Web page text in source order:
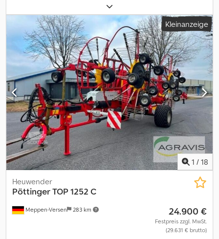
Klappung, Spuranreißer, Vorlaufmarkierer, Getreideausrüstung,
Zweischeibenschare_____SpuranreißerV
orauflaufmarkiererEinstellbare Saattiefe und Schardruck (von
der Kabine aus)Einstellbare Scheibensektion (von der Kabine
aus)Bedienterminal2500-l-SaatgutbehälterFlachstabegge, hinter
der Scheibensektion angeordnetDirekter Gebläseantrieb –
erfordert 2 doppeltwirkende Hydraulikanschlüsse sowie eine
drucklose RücklaufleitungBearbeitete Fläche: 2166
ha,Lagerort:Kunde Djdpfozdhh Njx Afzsck
Kleinanzeige
1 / 18
Meppen-Versen 283 km
Heuwender
PöttingerTOP 1252 C
24.900 €
Festpreis zzgl. MwSt.
(29.631 € brutto)